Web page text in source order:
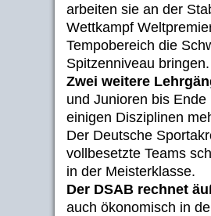
arbeiten sie an der
Wettkampf
Tempobereich die
Spitzenniveau bringen.
Zwei weitere
und Junioren bis
einigen Disziplinen
Der Deutsche
vollbesetzte Teams
in der Meisterklasse.
Der DSAB rechnet
auch ökonomisch in